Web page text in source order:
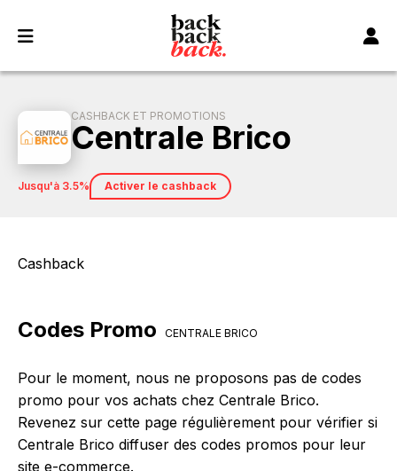
CASHBACK ET PROMOTIONS
Centrale Brico
jusqu'à 3.5% Activer le cashback
Cashback
Codes Promo CENTRALE BRICO
Pour le moment, nous ne proposons pas de codes
promo pour vos achats chez Centrale Brico.
Revenez sur cette page régulièrement pour vérifier si
Centrale Brico diffuser des codes promos pour leur
site e-commerce.